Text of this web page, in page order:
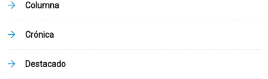
Columna
Crónica
Destacado